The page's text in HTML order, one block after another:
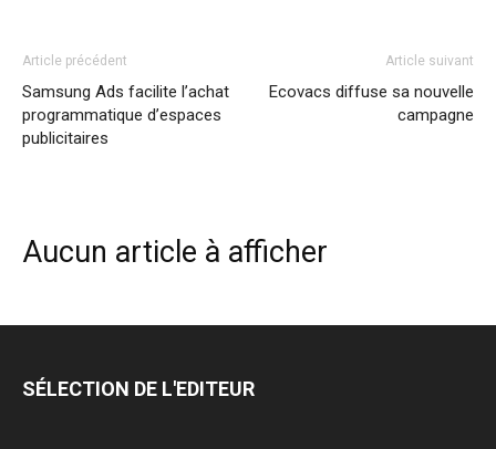
Article précédent
Samsung Ads facilite l’achat
programmatique d’espaces
publicitaires
Article suivant
Ecovacs diffuse sa nouvelle
campagne
Aucun article à afficher
SÉLECTION DE L'EDITEUR